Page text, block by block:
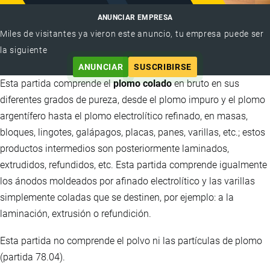
ANUNCIAR EMPRESA
Miles de visitantes ya vieron este anuncio, tu empresa puede ser
la siguiente
ANUNCIAR
SUSCRIBIRSE
Esta partida comprende el plomo colado en bruto en sus
diferentes grados de pureza, desde el plomo impuro y el plomo
argentífero hasta el plomo electrolítico refinado, en masas,
bloques, lingotes, galápagos, placas, panes, varillas, etc.; estos
productos intermedios son posteriormente laminados,
extrudidos, refundidos, etc. Esta partida comprende igualmente
los ánodos moldeados por afinado electrolítico y las varillas
simplemente coladas que se destinen, por ejemplo: a la
laminación, extrusión o refundición.
Esta partida no comprende el polvo ni las partículas de plomo
(partida 78.04).